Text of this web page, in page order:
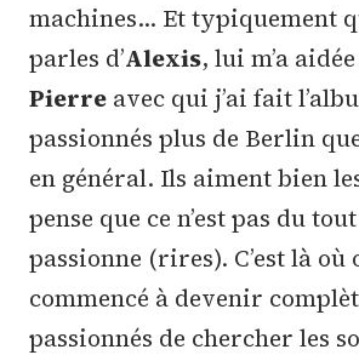
machines… Et typiquement
parles d’Alexis, lui m’a
Pierre avec qui j’ai fait
passionnés plus de Berlin
en général. Ils aiment bien
pense que ce n’est pas du
passionne (rires). C’est là où
commencé à devenir
passionnés de chercher les